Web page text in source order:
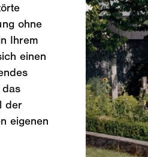
ohne
Ihrem
einen
der
eigenen